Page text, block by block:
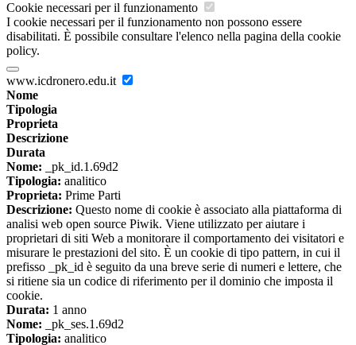
Cookie necessari per il funzionamento
I cookie necessari per il funzionamento non possono essere
disabilitati. È possibile consultare l'elenco nella pagina della cookie
policy.
www.icdronero.edu.it
Nome
Tipologia
Proprieta
Descrizione
Durata
Nome: _pk_id.1.69d2
Tipologia: analitico
Proprieta: Prime Parti
Descrizione: Questo nome di cookie è associato alla piattaforma di
analisi web open source Piwik. Viene utilizzato per aiutare i
proprietari di siti Web a monitorare il comportamento dei visitatori e
misurare le prestazioni del sito. È un cookie di tipo pattern, in cui il
prefisso _pk_id è seguito da una breve serie di numeri e lettere, che
si ritiene sia un codice di riferimento per il dominio che imposta il
cookie.
Durata: 1 anno
Nome: _pk_ses.1.69d2
Tipologia: analitico